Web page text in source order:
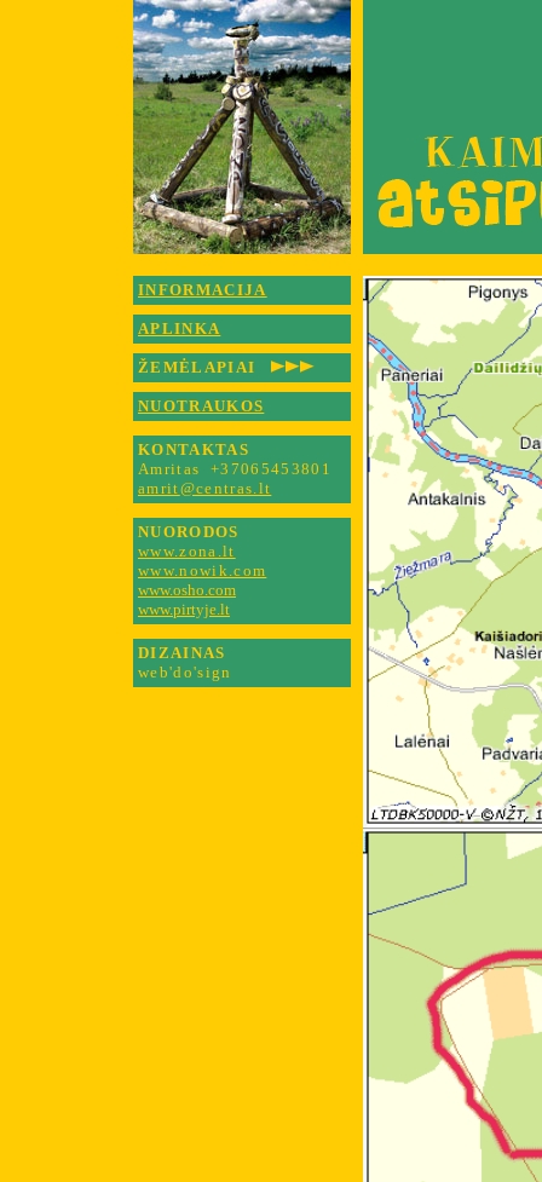
INFORMACIJA
APLINKA
ŽEMĖLAPIAI
NUOTRAUKOS
KONTAKTAS
Amritas
+37065453801
amrit@centras.lt
NUORODOS
www.zona.lt
www.nowik.com
www.osho.com
www.pirtyje.lt
DIZAINAS
web'do'sign